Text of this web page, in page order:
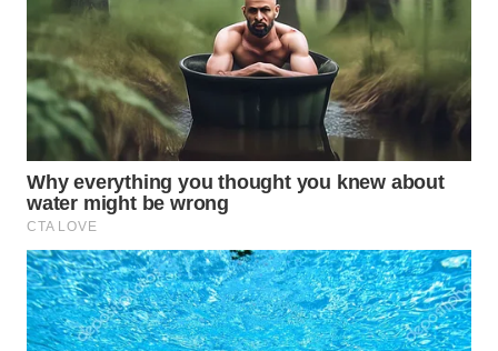
WAHANA
NEWS
WAHANA
TANI
WAHANA
ADVOKAT
WAHANA
INFRASTRUKTUR